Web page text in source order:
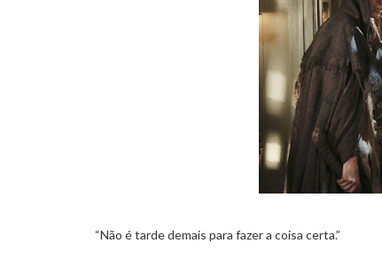
“Não é tarde demais para fazer a coisa certa.”